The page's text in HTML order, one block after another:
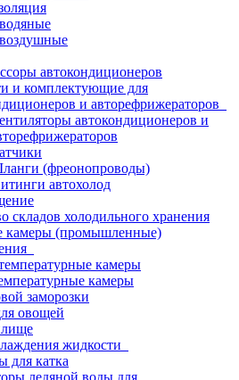
автокондиционеров
и комплектующие для
и авторефрижераторов
автокондиционеров и
(фреонопроводы)
автохолод
складов холодильного хранения
камеры (промышленные)
камеры
камеры
заморозки
овощей
жидкости
для катка
ледяной воды для